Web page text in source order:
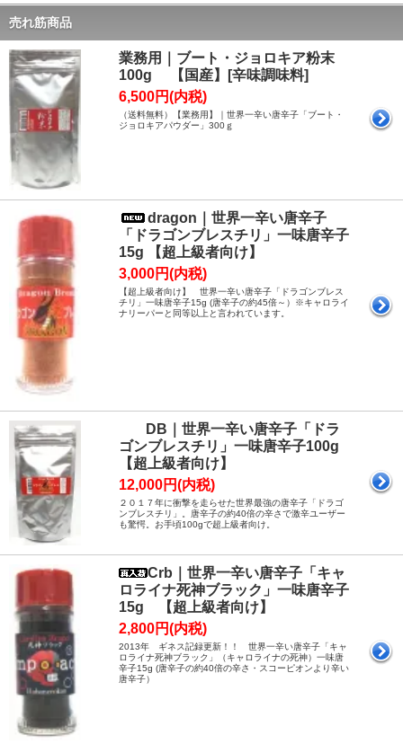
売れ筋商品
業務用｜ブート・ジョロキア粉末
100g 【国産】[辛味調味料]
6,500円(内税)
（送料無料）【業務用】｜世界一辛い唐辛子「ブート・
ジョロキアパウダー」300ｇ
dragon｜世界一辛い唐辛子
「ドラゴンブレスチリ」一味唐辛子
15g 【超上級者向け】
3,000円(内税)
【超上級者向け】 世界一辛い唐辛子「ドラゴンブレス
チリ」一味唐辛子15g (唐辛子の約45倍～）※キャロライ
ナリーパーと同等以上と言われています。
DB｜世界一辛い唐辛子「ドラ
ゴンブレスチリ」一味唐辛子100g
【超上級者向け】
12,000円(内税)
２０１７年に衝撃を走らせた世界最強の唐辛子「ドラゴ
ンブレスチリ」。唐辛子の約40倍の辛さで激辛ユーザー
も驚愕。お手頃100gで超上級者向け。
Crb｜世界一辛い唐辛子「キャ
ロライナ死神ブラック」一味唐辛子
15g 【超上級者向け】
2,800円(内税)
2013年 ギネス記録更新！！ 世界一辛い唐辛子「キャ
ロライナ死神ブラック」（キャロライナの死神）一味唐
辛子15g (唐辛子の約40倍の辛さ・スコーピオンより辛い
唐辛子）